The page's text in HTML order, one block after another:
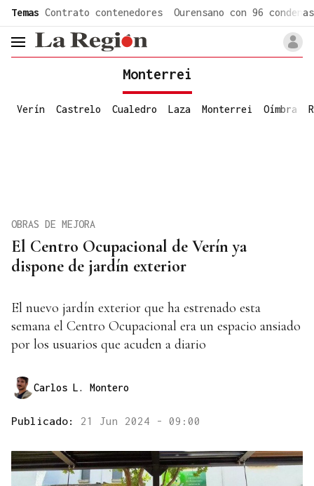
Temas Contrato contenedores Ourensano con 96 condenas
header.menu.open
Monterrei
Verín Castrelo Cualedro Laza Monterrei Oímbra
El Centro Ocupacional de Verín ya
dispone de jardín exterior
OBRAS DE MEJORA
El nuevo jardín exterior que ha estrenado esta
semana el Centro Ocupacional era un espacio ansiado
por los usuarios que acuden a diario
Carlos L. Montero
Publicado: 21 Jun 2024 - 09:00